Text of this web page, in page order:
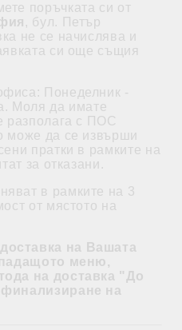
поръчката си от
, бул. Петър
не се начислява и
си още същия
Понеделник -
Моля да имате
разполага с ПОС
може да се извърши
пратки в рамките на
за отказани.
в рамките на 3
от мястото на
на Вашата
меню,
на доставка "До
на